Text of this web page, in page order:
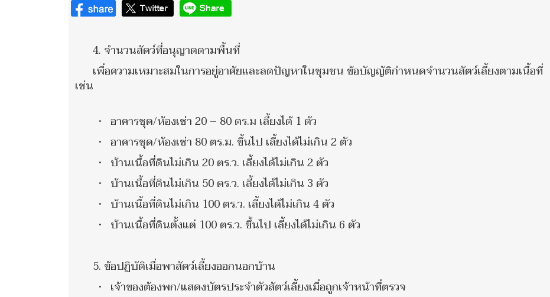
4. จำนวนสัตว์ที่อนุญาตตามพื้นที่
เพื่อความเหมาะสมในการอยู่อาศัยและลดปัญหาในชุมชน ข้อบัญญัติกำหนดจำนวนสัตว์เลี้ยงตามเนื้อที่
เช่น
• อาคารชุด/ห้องเช่า 20 – 80 ตร.ม เลี้ยงได้ 1 ตัว
• อาคารชุด/ห้องเช่า 80 ตร.ม. ขึ้นไป เลี้ยงได้ไม่เกิน 2 ตัว
• บ้านเนื้อที่ดินไม่เกิน 20 ตร.ว. เลี้ยงได้ไม่เกิน 2 ตัว
• บ้านเนื้อที่ดินไม่เกิน 50 ตร.ว. เลี้ยงได้ไม่เกิน 3 ตัว
• บ้านเนื้อที่ดินไม่เกิน 100 ตร.ว. เลี้ยงได้ไม่เกิน 4 ตัว
• บ้านเนื้อที่ดินตั้งแต่ 100 ตร.ว. ขึ้นไป เลี้ยงได้ไม่เกิน 6 ตัว
5. ข้อปฏิบัติเมื่อพาสัตว์เลี้ยงออกนอกบ้าน
• เจ้าของต้องพก/แสดงบัตรประจำตัวสัตว์เลี้ยงเมื่อถูกเจ้าหน้าที่ตรวจ